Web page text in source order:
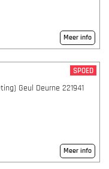
Meer info
SPOED
Geul Deurne 221941
Meer info